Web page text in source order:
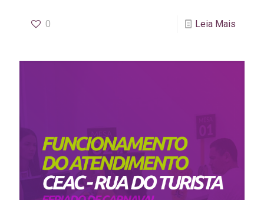
0 Leia Mais